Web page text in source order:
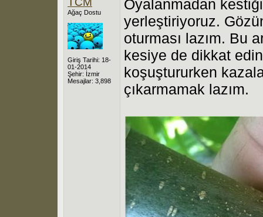
Ağaç Dostu
Giriş Tarihi: 18-
01-2014
Şehir: İzmir
Mesajlar: 3,898
Oyalanmadan
yerleştiriyoruz.
oturması lazım. Bu
kesiye de dikkat
koşuştururken
çıkarmamak lazım.